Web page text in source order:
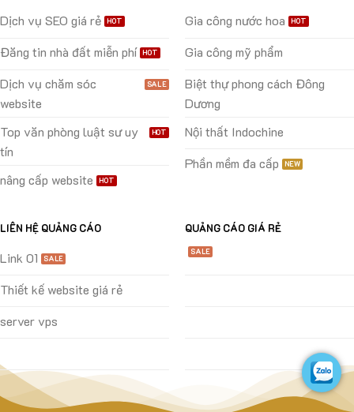
Dịch vụ SEO giá rẻ
Đăng tin nhà đất miễn phí
Dịch vụ chăm sóc
website
Top văn phòng luật sư uy
tín
nâng cấp website
Gia công nước hoa
Gia công mỹ phẩm
Biệt thự phong cách Đông
Dương
Nội thất Indochine
Phần mềm đa cấp
LIÊN HỆ QUẢNG CÁO
Link 01
Thiết kế website giá rẻ
server vps
QUẢNG CÁO GIÁ RẺ